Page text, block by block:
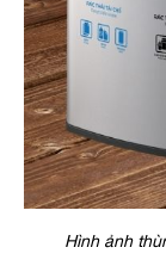
Hình ảnh